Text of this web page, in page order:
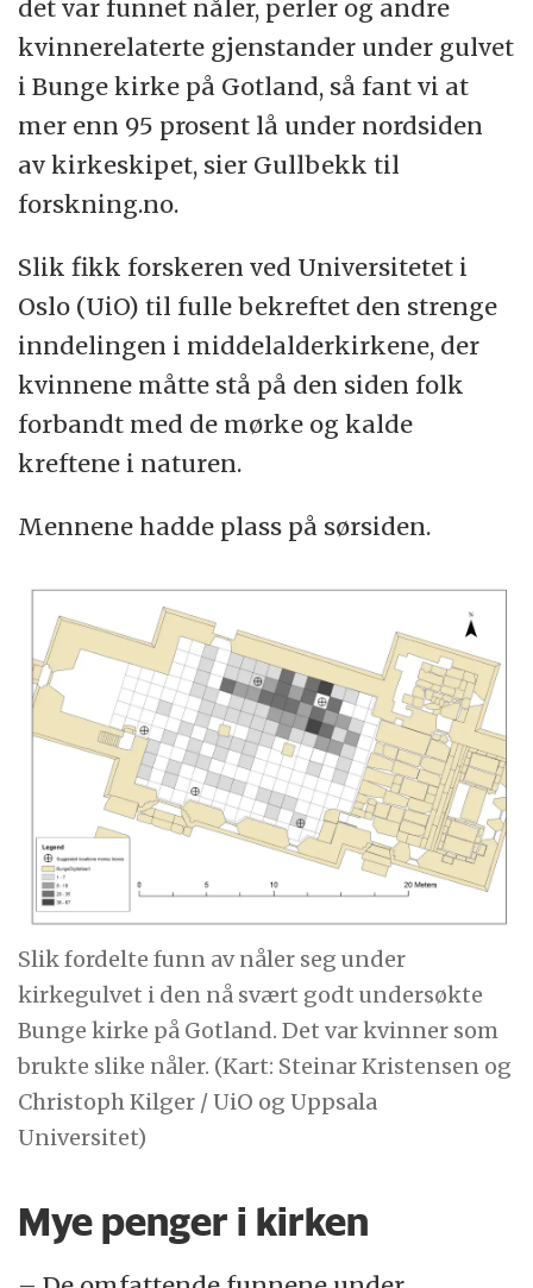
det var funnet nåler, perler og andre
kvinnerelaterte gjenstander under gulvet
i Bunge kirke på Gotland, så fant vi at
mer enn 95 prosent lå under nordsiden
av kirkeskipet, sier Gullbekk til
forskning.no.
Slik fikk forskeren ved Universitetet i
Oslo (UiO) til fulle bekreftet den strenge
inndelingen i middelalderkirkene, der
kvinnene måtte stå på den siden folk
forbandt med de mørke og kalde
kreftene i naturen.
Mennene hadde plass på sørsiden.
Slik fordelte funn av nåler seg under
kirkegulvet i den nå svært godt undersøkte
Bunge kirke på Gotland. Det var kvinner som
brukte slike nåler. (Kart: Steinar Kristensen og
Christoph Kilger / UiO og Uppsala
Universitet)
Mye penger i kirken